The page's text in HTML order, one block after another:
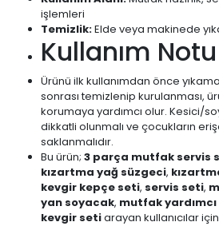
işlemleri
Temizlik:Elde veya makinede
Kullanım Notu
Ürünü ilk kullanımdan önce
sonrası temizlenip kurulanması,
korumaya yardımcı olur. Kesici/
dikkatli olunmalı ve çocukların
saklanmalıdır.
Bu ürün; 3 parça mutfak servis
kızartma yağ süzgeci,
kevgir kepçe seti, servis seti,
yan soyacak, mutfak
kevgir setiarayan kullanıcılar